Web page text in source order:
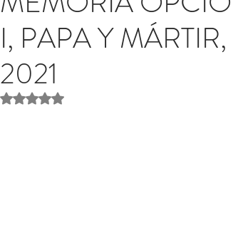
I, PAPA Y
2021
Obtuvo NaN de 5 estrellas.